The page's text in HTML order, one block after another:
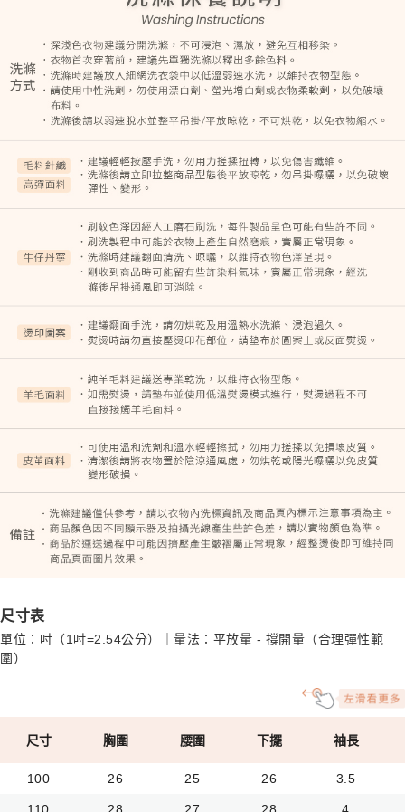
尺寸表
單位：吋（1吋=2.54公分）｜量法：平放量 - 撐開量（合理彈性範
圍）
尺寸 胸圍 腰圍 下擺 袖長
100 26 25 26 3.5
110 28 27 28 4